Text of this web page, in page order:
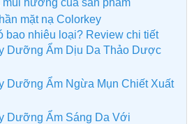
mùi hương của sản phẩm
mặt nạ Colorkey
bao nhiêu loại? Review chi tiết
Dưỡng Ẩm Dịu Da Thảo Dược
Dưỡng Ẩm Ngừa Mụn Chiết Xuất
Dưỡng Ẩm Sáng Da Với